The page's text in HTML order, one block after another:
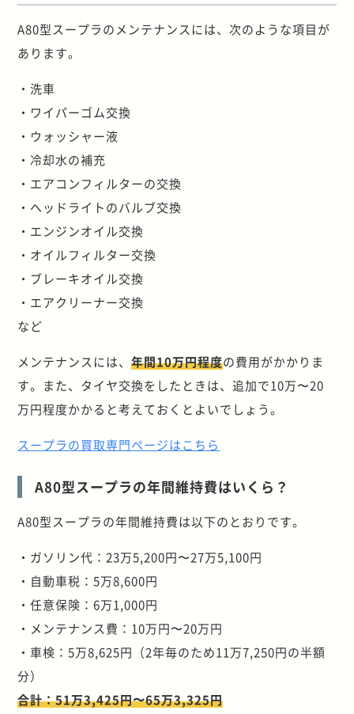
A80型スープラのメンテナンスには、次のような項目が
あります。
・洗車
・ワイパーゴム交換
・ウォッシャー液
・冷却水の補充
・エアコンフィルターの交換
・ヘッドライトのバルブ交換
・エンジンオイル交換
・オイルフィルター交換
・ブレーキオイル交換
・エアクリーナー交換
など
メンテナンスには、年間10万円程度の費用がかかりま
す。また、タイヤ交換をしたときは、追加で10万〜20
万円程度かかると考えておくとよいでしょう。
スープラの買取専門ページはこちら
A80型スープラの年間維持費はいくら？
A80型スープラの年間維持費は以下のとおりです。
・ガソリン代：23万5,200円〜27万5,100円
・自動車税：5万8,600円
・任意保険：6万1,000円
・メンテナンス費：10万円〜20万円
・車検：5万8,625円（2年毎のため11万7,250円の半額
分）
合計：51万3,425円〜65万3,325円